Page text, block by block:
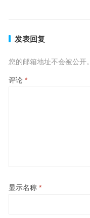
发表回复
您的邮箱地址不会被公开。
评论 *
显示名称 *